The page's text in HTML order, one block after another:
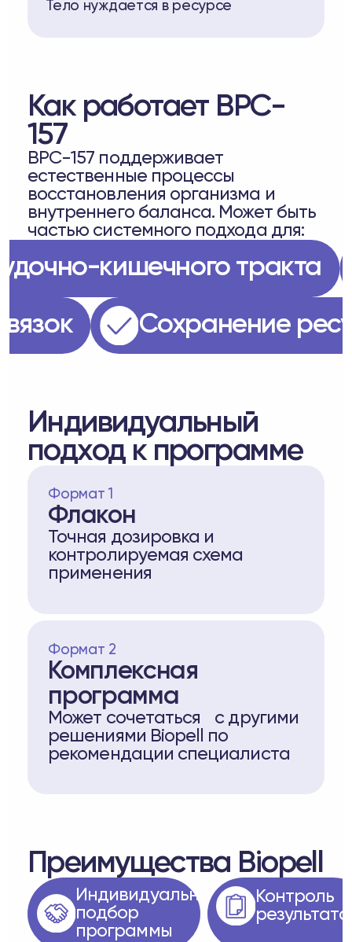
Тело нуждается в ресурсе
Как работает BPC-
157
BPC-157 поддерживает
естественные процессы
восстановления организма и
внутреннего баланса. Может быть
частью системного подхода для:
кишечного тракта
связок Сохранение
Индивидуальный
подход к программе
Формат 1
Флакон
Точная дозировка и
контролируемая схема
применения
Формат 2
Комплексная
программа
Может сочетаться с другими
решениями Biopell по
рекомендации специалиста
Преимущества Biopell
Индивидуальный
подбор
программы
Контроль
результата